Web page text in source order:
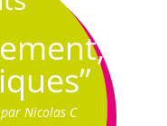
Nicolas C